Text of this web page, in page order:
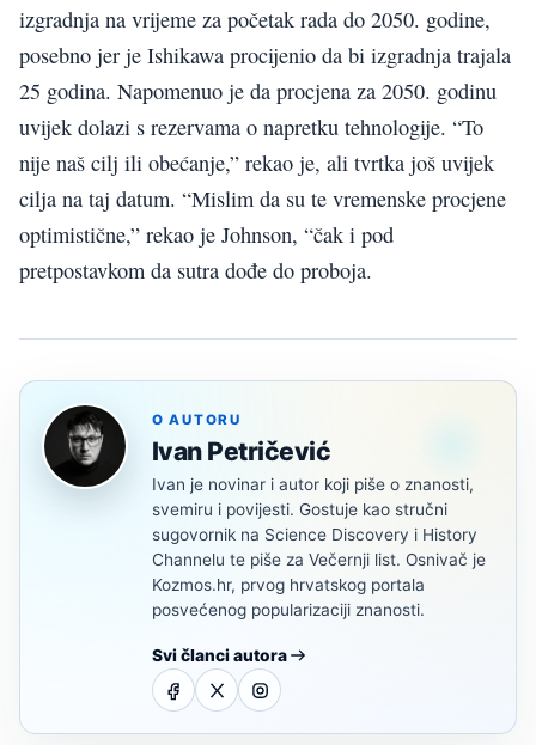
izgradnja na vrijeme za početak rada do 2050. godine,
posebno jer je Ishikawa procijenio da bi izgradnja trajala
25 godina. Napomenuo je da procjena za 2050. godinu
uvijek dolazi s rezervama o napretku tehnologije. “To
nije naš cilj ili obećanje,” rekao je, ali tvrtka još uvijek
cilja na taj datum. “Mislim da su te vremenske procjene
optimistične,” rekao je Johnson, “čak i pod
pretpostavkom da sutra dođe do proboja.
O AUTORU
Ivan Petričević
Ivan je novinar i autor koji piše o znanosti,
svemiru i povijesti. Gostuje kao stručni
sugovornik na Science Discovery i History
Channelu te piše za Večernji list. Osnivač je
Kozmos.hr, prvog hrvatskog portala
posvećenog popularizaciji znanosti.
Svi članci autora